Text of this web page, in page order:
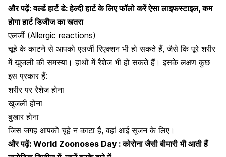
और पढ़ें:वर्ल्ड हार्ट डे: हेल्दी हार्ट के लिए फॉलो करें ऐसा लाइफस्टाइल, कम
होगा हार्ट डिजीज का खतरा
एलर्जी (Allergic reactions)
चूहे के काटने से आपको एलर्जी रिएक्शन भी हो सकते हैं, जैसे कि पूरे शरीर
में खुजली की समस्या। हाथों में रैशेज भी हो सकते हैं। इसके लक्षण कुछ
इस प्रकार हैं:
शरीर पर रैशेज होना
खुजली होना
बुखारहोना
जिस जगह आपको चूहे न काटा है, वहां आई सूजन के लिए।
और पढ़ें: World Zoonoses Day : कोरोना जैसी बीमारी भी आती हैं